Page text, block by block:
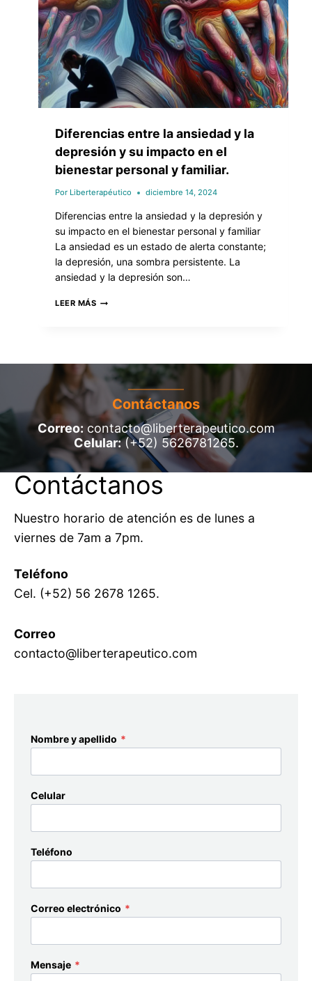
Diferencias entre la ansiedad y la
depresión y su impacto en el
bienestar personal y familiar.
Por Liberterapéutico diciembre 14, 2024
Diferencias entre la ansiedad y la depresión y
su impacto en el bienestar personal y familiar
La ansiedad es un estado de alerta constante;
la depresión, una sombra persistente. La
ansiedad y la depresión son…
LEER MÁS
Contáctanos
Correo:contacto@liberterapeutico.com
Celular:(+52) 5626781265.
Contáctanos
Nuestro horario de atención es de lunes a
viernes de 7am a 7pm.
Teléfono
Cel. (+52) 56 2678 1265.
Correo
contacto@liberterapeutico.com
Nombre y apellido *
Celular
Teléfono
Correo electrónico *
Mensaje *